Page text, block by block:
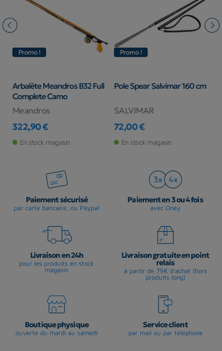
Promo !
Arbalète Meandros B32 Full
Complete Camo
Meandros
Prix
322,90 €
En stock magasin
Promo !
Pole Spear Salvimar 160 cm
SALVIMAR
Prix
72,00 €
En stock magasin
Paiement sécurisé
par carte bancaire, ou Paypal
Paiement en 3 ou 4 fois
avec Oney
Livraison en 24h
pour les produits en stock
magasin
Livraison gratuite en point
relais
à partir de 79€ d'achat (hors
produits long)
Boutique physique
ouverte du mardi au samedi
Service client
par mail ou par téléphone